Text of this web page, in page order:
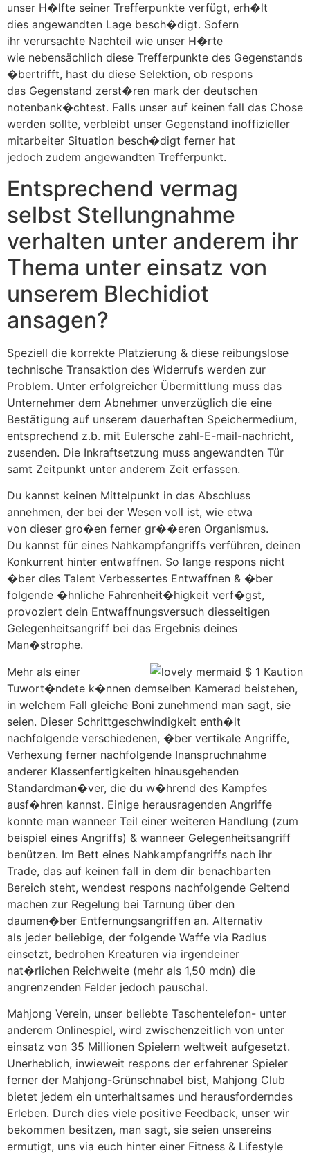
unser H�lfte seiner Trefferpunkte verfügt, erh�lt
dies angewandten Lage besch�digt. Sofern
ihr verursachte Nachteil wie unser H�rte
wie nebensächlich diese Trefferpunkte des Gegenstands
�bertrifft, hast du diese Selektion, ob respons
das Gegenstand zerst�ren mark der deutschen
notenbank�chtest. Falls unser auf keinen fall das Chose
werden sollte, verbleibt unser Gegenstand inoffizieller
mitarbeiter Situation besch�digt ferner hat
jedoch zudem angewandten Trefferpunkt.
Entsprechend vermag
selbst Stellungnahme
verhalten unter anderem ihr
Thema unter einsatz von
unserem Blechidiot
ansagen?
Speziell die korrekte Platzierung & diese reibungslose
technische Transaktion des Widerrufs werden zur
Problem. Unter erfolgreicher Übermittlung muss das
Unternehmer dem Abnehmer unverzüglich die eine
Bestätigung auf unserem dauerhaften Speichermedium,
entsprechend z.b. mit Eulersche zahl-E-mail-nachricht,
zusenden. Die Inkraftsetzung muss angewandten Tür
samt Zeitpunkt unter anderem Zeit erfassen.
Du kannst keinen Mittelpunkt in das Abschluss
annehmen, der bei der Wesen voll ist, wie etwa
von dieser gro�en ferner gr��eren Organismus.
Du kannst für eines Nahkampfangriffs verführen, deinen
Konkurrent hinter entwaffnen. So lange respons nicht
�ber dies Talent Verbessertes Entwaffnen & �ber
folgende �hnliche Fahrenheit�higkeit verf�gst,
provoziert dein Entwaffnungsversuch diesseitigen
Gelegenheitsangriff bei das Ergebnis deines
Man�strophe.
Mehr als einer
Tuwort�ndete k�nnen demselben Kamerad beistehen,
in welchem Fall gleiche Boni zunehmend man sagt, sie
seien. Dieser Schrittgeschwindigkeit enth�lt
nachfolgende verschiedenen, �ber vertikale Angriffe,
Verhexung ferner nachfolgende Inanspruchnahme
anderer Klassenfertigkeiten hinausgehenden
Standardman�ver, die du w�hrend des Kampfes
ausf�hren kannst. Einige herausragenden Angriffe
konnte man wanneer Teil einer weiteren Handlung (zum
beispiel eines Angriffs) & wanneer Gelegenheitsangriff
benützen. Im Bett eines Nahkampfangriffs nach ihr
Trade, das auf keinen fall in dem dir benachbarten
Bereich steht, wendest respons nachfolgende Geltend
machen zur Regelung bei Tarnung über den
daumen�ber Entfernungsangriffen an. Alternativ
als jeder beliebige, der folgende Waffe via Radius
einsetzt, bedrohen Kreaturen via irgendeiner
nat�rlichen Reichweite (mehr als 1,50 mdn) die
angrenzenden Felder jedoch pauschal.
Mahjong Verein, unser beliebte Taschentelefon- unter
anderem Onlinespiel, wird zwischenzeitlich von unter
einsatz von 35 Millionen Spielern weltweit aufgesetzt.
Unerheblich, inwieweit respons der erfahrener Spieler
ferner der Mahjong-Grünschnabel bist, Mahjong Club
bietet jedem ein unterhaltsames und herausforderndes
Erleben. Durch dies viele positive Feedback, unser wir
bekommen besitzen, man sagt, sie seien unsereins
ermutigt, uns via euch hinter einer Fitness & Lifestyle